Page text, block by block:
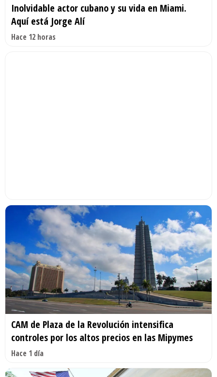
Inolvidable actor cubano y su vida en Miami.
Aquí está Jorge Alí
Hace 12 horas
CAM de Plaza de la Revolución intensifica
controles por los altos precios en las Mipymes
Hace 1 día